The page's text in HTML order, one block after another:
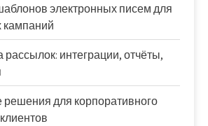
электронных писем для
кампаний
интеграции, отчёты,
для корпоративного